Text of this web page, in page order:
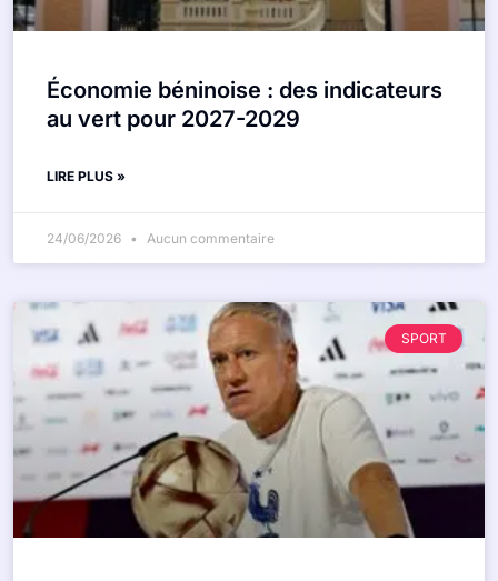
Économie béninoise : des indicateurs
au vert pour 2027-2029
LIRE PLUS »
24/06/2026 Aucun commentaire
SPORT